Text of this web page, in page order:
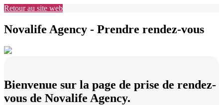
Retour au site web
Novalife Agency - Prendre rendez-vous
Bienvenue sur la page de prise de rendez-
vous de Novalife Agency.